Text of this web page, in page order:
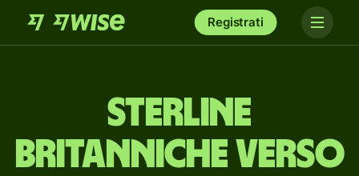
Registrati
sterline
britanniche verso